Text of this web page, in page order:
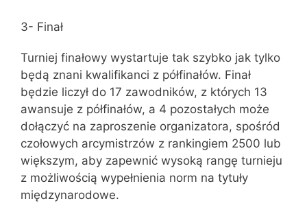
3- Finał
Turniej finałowy wystartuje tak szybko jak tylko
będą znani kwalifikanci z półfinałów. Finał
będzie liczył do 17 zawodników, z których 13
awansuje z półfinałów, a 4 pozostałych może
dołączyć na zaproszenie organizatora, spośród
czołowych arcymistrzów z rankingiem 2500 lub
większym, aby zapewnić wysoką rangę turnieju
z możliwością wypełnienia norm na tytuły
międzynarodowe.